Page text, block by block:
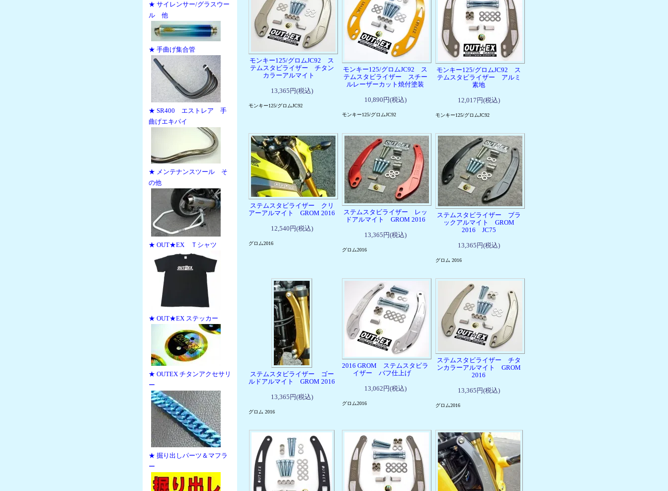
★ サイレンサー/グラスウー
ル 他
★ 手曲げ集合管
★ SR400 エストレア 手
曲げエキパイ
★ メンテナンスツール そ
の他
★ OUT★EX Ｔシャツ
★ OUT★EX ステッカー
★ OUTEX チタンアクセサリ
ー
★ 掘り出しパーツ＆マフラ
ー
モンキー125/グロムJC92 ス
テムスタビライザー チタン
カラーアルマイト
13,365円(税込)
モンキー125/グロムJC92
モンキー125/グロムJC92 ス
テムスタビライザー スチー
ルレーザーカット焼付塗装
10,890円(税込)
モンキー125/グロムJC92
モンキー125/グロムJC92 ス
テムスタビライザー アルミ
素地
12,017円(税込)
モンキー125/グロムJC92
ステムスタビライザー クリ
アーアルマイト GROM 2016
12,540円(税込)
グロム2016
ステムスタビライザー レッ
ドアルマイト GROM 2016
13,365円(税込)
グロム2016
ステムスタビライザー ブラ
ックアルマイト GROM
2016 JC75
13,365円(税込)
グロム 2016
ステムスタビライザー ゴー
ルドアルマイト GROM 2016
13,365円(税込)
グロム 2016
2016 GROM ステムスタビラ
イザー バフ仕上げ
13,062円(税込)
グロム2016
ステムスタビライザー チタ
ンカラーアルマイト GROM
2016
13,365円(税込)
グロム2016